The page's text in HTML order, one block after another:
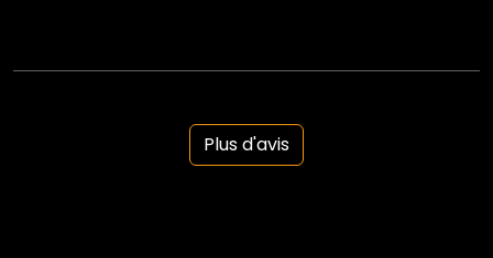
Plus d'avis